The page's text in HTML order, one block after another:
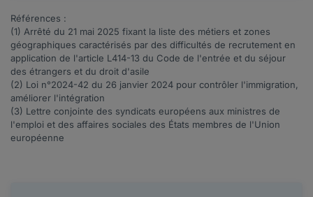
Références :
(1) Arrêté du 21 mai 2025 fixant la liste des métiers et zones
géographiques caractérisés par des difficultés de recrutement en
application de l'article L414-13 du Code de l'entrée et du séjour
des étrangers et du droit d'asile
(2) Loi n°2024-42 du 26 janvier 2024 pour contrôler l'immigration,
améliorer l'intégration
(3) Lettre conjointe des syndicats européens aux ministres de
l'emploi et des affaires sociales des États membres de l'Union
européenne